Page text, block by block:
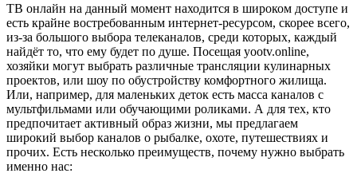
ТВ онлайн на данный момент находится в широком доступе и
есть крайне востребованным интернет-ресурсом, скорее всего,
из-за большого выбора телеканалов, среди которых, каждый
найдёт то, что ему будет по душе. Посещая yootv.online,
хозяйки могут выбрать различные трансляции кулинарных
проектов, или шоу по обустройству комфортного жилища.
Или, например, для маленьких деток есть масса каналов с
мультфильмами или обучающими роликами. А для тех, кто
предпочитает активный образ жизни, мы предлагаем
широкий выбор каналов о рыбалке, охоте, путешествиях и
прочих. Есть несколько преимуществ, почему нужно выбрать
именно нас: